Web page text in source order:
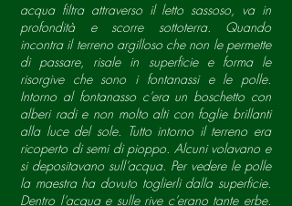
acqua filtra attraverso il letto sassoso, va in
profondità e scorre sottoterra. Quando
incontra il terreno argilloso che non le permette
di passare, risale in superficie e forma le
risorgive che sono i fontanassi e le polle.
Intorno al fontanasso c’era un boschetto con
alberi radi e non molto alti con foglie brillanti
alla luce del sole. Tutto intorno il terreno era
ricoperto di semi di pioppo. Alcuni volavano e
si depositavano sull’acqua. Per vedere le polle
la maestra ha dovuto toglierli dalla superficie.
Dentro l’acqua e sulle rive c’erano tante erbe.